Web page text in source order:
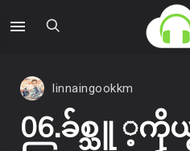
linnaingookkm
06.ခ်စ္သူ ့ကိုယ္